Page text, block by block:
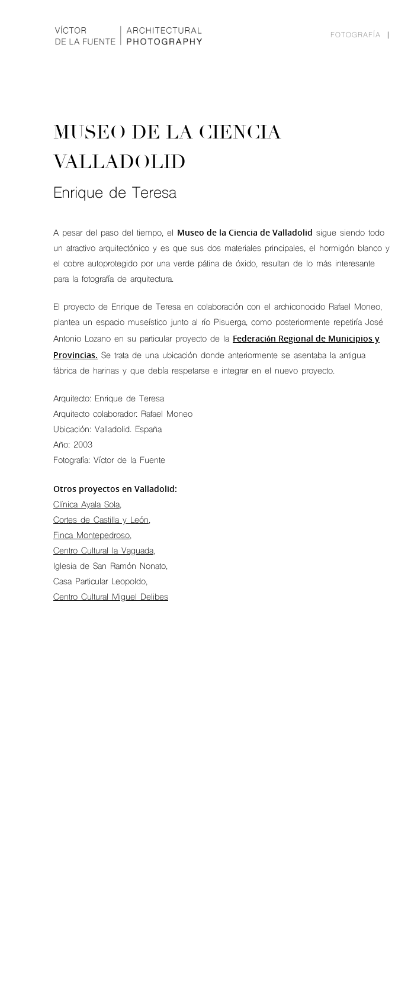
Hit enter to search or ESC to close
FOTOGRAFÍA
MUSEO DE LA CIENCIA
VALLADOLID
Enrique de Teresa
A pesar del paso del tiempo, el Museo de la Ciencia de Valladolid sigue siendo todo
un atractivo arquitectónico y es que sus dos materiales principales, el hormigón blanco y
el cobre autoprotegido por una verde pátina de óxido, resultan de lo más interesante
para la fotografía de arquitectura.
El proyecto de Enrique de Teresa en colaboración con el archiconocido Rafael Moneo,
plantea un espacio museístico junto al río Pisuerga, como posteriormente repetiría José
Antonio Lozano en su particular proyecto de la Federación Regional de Municipios y
Provincias. Se trata de una ubicación donde anteriormente se asentaba la antigua
fábrica de harinas y que debía respetarse e integrar en el nuevo proyecto.
Arquitecto: Enrique de Teresa
Arquitecto colaborador: Rafael Moneo
Ubicación: Valladolid. España
Año: 2003
Fotografía: Víctor de la Fuente
Otros proyectos en Valladolid:
Clínica Ayala Sola,
Cortes de Castilla y León,
Finca Montepedroso,
Centro Cultural la Vaguada,
Iglesia de San Ramón Nonato,
Casa Particular Leopoldo,
Centro Cultural Miguel Delibes